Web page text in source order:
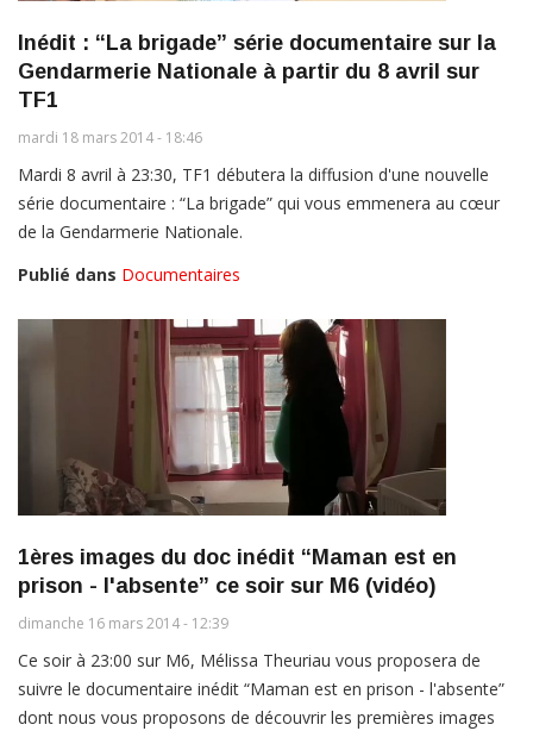
Inédit : “La brigade” série documentaire sur la
Gendarmerie Nationale à partir du 8 avril sur
TF1
mardi 18 mars 2014 - 18:46
Mardi 8 avril à 23:30, TF1 débutera la diffusion d'une nouvelle
série documentaire : “La brigade” qui vous emmenera au cœur
de la Gendarmerie Nationale.
Publié dans Documentaires
1ères images du doc inédit “Maman est en
prison - l'absente” ce soir sur M6 (vidéo)
dimanche 16 mars 2014 - 12:39
Ce soir à 23:00 sur M6, Mélissa Theuriau vous proposera de
suivre le documentaire inédit “Maman est en prison - l'absente”
dont nous vous proposons de découvrir les premières images